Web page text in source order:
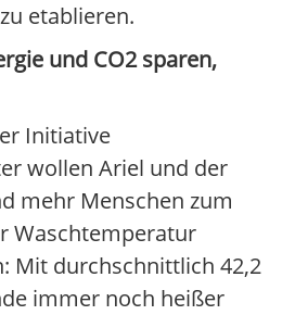
etablieren.
und CO2 sparen,
Initiative
wollen Ariel und der
mehr Menschen zum
Waschtemperatur
Mit durchschnittlich 42,2
immer noch heißer